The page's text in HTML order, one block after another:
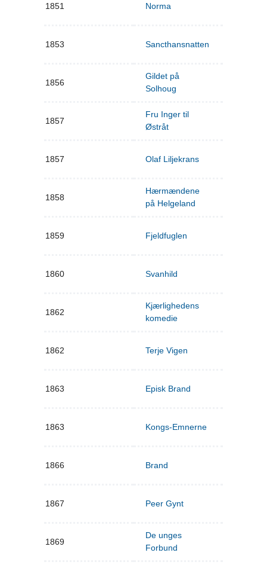
1851 Norma
1853 Sancthansnatten
1856
Gildet på
Solhoug
1857
Fru Inger til
Østråt
1857 Olaf Liljekrans
1858
Hærmændene
på Helgeland
1859 Fjeldfuglen
1860 Svanhild
1862
Kjærlighedens
komedie
1862 Terje Vigen
1863 Episk Brand
1863 Kongs-Emnerne
1866 Brand
1867 Peer Gynt
1869
De unges
Forbund